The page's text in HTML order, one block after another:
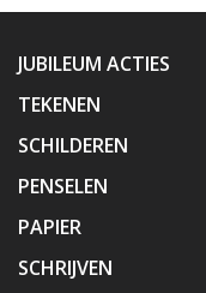
JUBILEUM ACTIES
TEKENEN
SCHILDEREN
PENSELEN
PAPIER
SCHRIJVEN